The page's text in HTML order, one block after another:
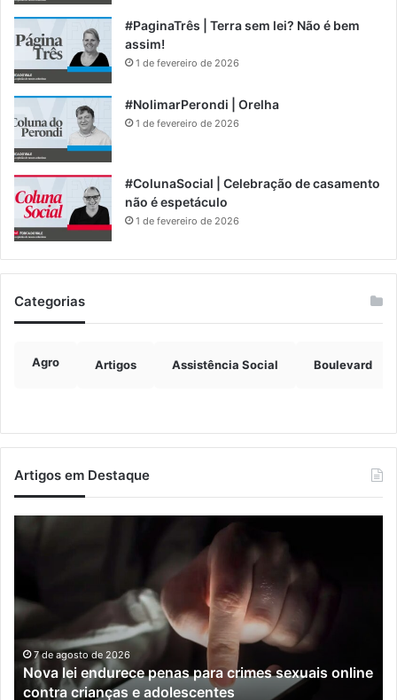
#PaginaTrês | Terra sem lei? Não é bem
assim!
1 de fevereiro de 2026
#NolimarPerondi | Orelha
1 de fevereiro de 2026
#ColunaSocial | Celebração de casamento
não é espetáculo
1 de fevereiro de 2026
Categorias
Agro Artigos Assistência Social Boulevard
Artigos em Destaque
para
crimes
sexuais
online
contra
crianças
7 de agosto de 2026
Nova lei endurece penas para crimes sexuais online
contra crianças e adolescentes